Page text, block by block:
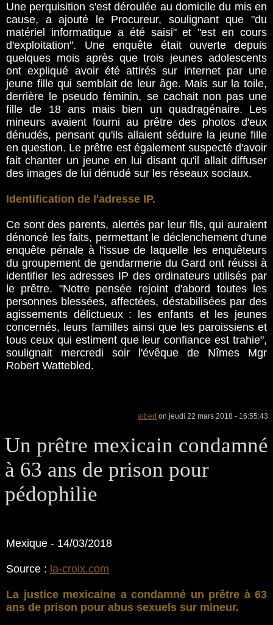
Une perquisition s'est déroulée au domicile du mis en
cause, a ajouté le Procureur, soulignant que "du
matériel informatique a été saisi" et "est en cours
d'exploitation". Une enquête était ouverte depuis
quelques mois après que trois jeunes adolescents
ont expliqué avoir été attirés sur internet par une
jeune fille qui semblait de leur âge. Mais sur la toile,
derrière le pseudo féminin, se cachait non pas une
fille de 18 ans mais bien un quadragénaire. Les
mineurs avaient fourni au prêtre des photos d'eux
dénudés, pensant qu'ils allaient séduire la jeune fille
en question. Le prêtre est également suspecté d'avoir
fait chanter un jeune en lui disant qu'il allait diffuser
des images de lui dénudé sur les réseaux sociaux.
Identification de l'adresse IP.
Ce sont des parents, alertés par leur fils, qui auraient
dénoncé les faits, permettant le déclenchement d'une
enquête pénale à l'issue de laquelle les enquêteurs
du groupement de gendarmerie du Gard ont réussi à
identifier les adresses IP des ordinateurs utilisés par
le prêtre. "Notre pensée rejoint d'abord toutes les
personnes blessées, affectées, déstabilisées par des
agissements délictueux : les enfants et les jeunes
concernés, leurs familles ainsi que les paroissiens et
tous ceux qui estiment que leur confiance est trahie",
soulignait mercredi soir l'évêque de Nîmes Mgr
Robert Wattebled.
alberton jeudi 22 mars 2018 - 16:55:43
Un prêtre mexicain condamné
à 63 ans de prison pour
pédophilie
Mexique - 14/03/2018
Source : la-croix.com
La justice mexicaine a condamné un prêtre à 63
ans de prison pour abus sexuels sur mineur.